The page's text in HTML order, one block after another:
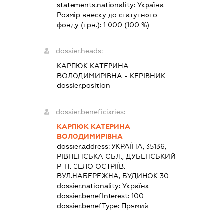
statements.nationality:Україна
Розмір внеску до статутного
фонду (грн.):1 000 (100 %)
dossier.heads:
КАРПЮК КАТЕРИНА
ВОЛОДИМИРІВНА - КЕРІВНИК
dossier.position -
dossier.beneficiaries:
КАРПЮК КАТЕРИНА
ВОЛОДИМИРІВНА
dossier.address:УКРАЇНА, 35136,
РІВНЕНСЬКА ОБЛ., ДУБЕНСЬКИЙ
Р-Н, СЕЛО ОСТРІЇВ,
ВУЛ.НАБЕРЕЖНА, БУДИНОК 30
dossier.nationality:Україна
dossier.benefInterest:100
dossier.benefType: Прямий